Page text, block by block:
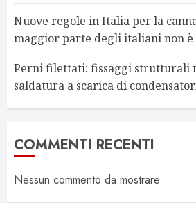
Nuove regole in Italia per la
maggior parte degli italiani non è
Perni filettati: fissaggi strutturali
saldatura a scarica di
COMMENTI RECENTI
Nessun commento da mostrare.